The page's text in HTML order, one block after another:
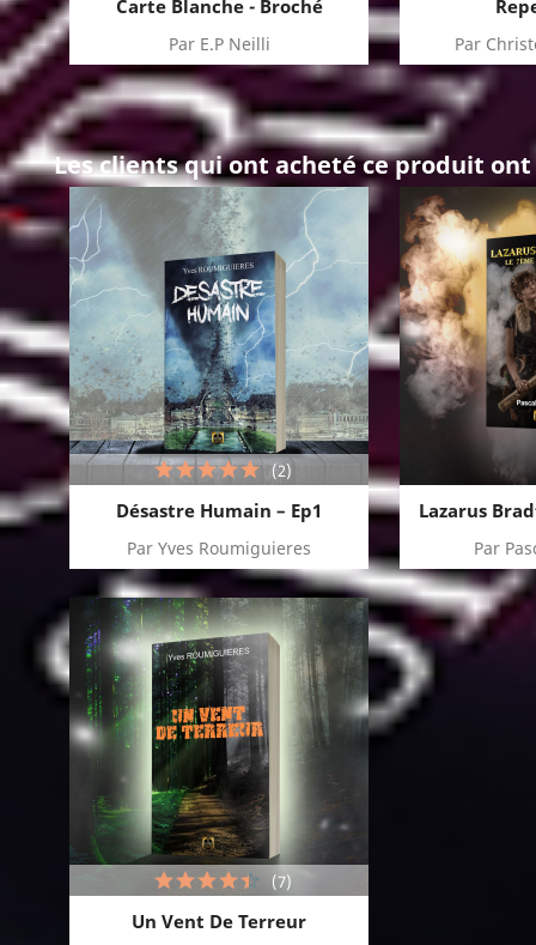
Carte Blanche - Broché
Par E.P Neilli Par
Les clients qui ont acheté ce produit
Désastre Humain – Ep1
Par Yves Roumiguieres
(2)
Lazarus
Par
Un Vent De Terreur
(7)